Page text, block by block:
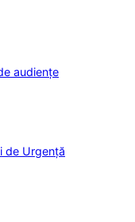
audiențe
de Urgență